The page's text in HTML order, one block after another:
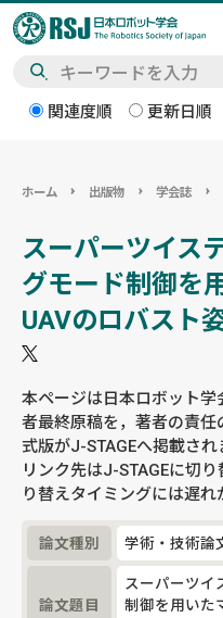
関連度順 更新日順
ホーム 出版物 学会誌
スーパーツイス
グモード制御を
UAVのロバスト
本ページは日本ロボット
者最終原稿を，著者の責任
式版がJ-STAGEへ掲載さ
リンク先はJ-STAGEに切
り替えタイミングには遅れ
論文種別 学術・技術論
論文題目
スーパーツイ
制御を用いた